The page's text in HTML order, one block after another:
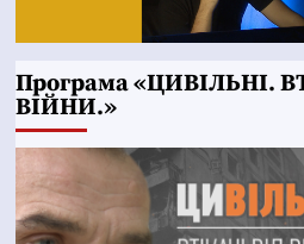
Програма «ЦИВІЛЬНІ.
ВІЙНИ.»